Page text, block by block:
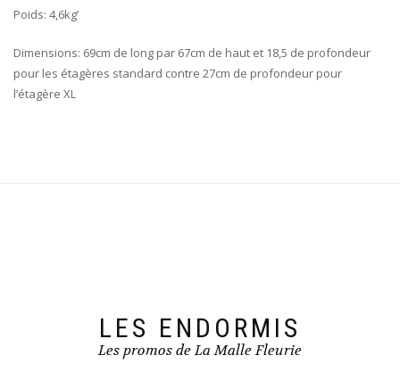
Poids: 4,6kg’
Dimensions: 69cm de long par 67cm de haut et 18,5 de profondeur
pour les étagères standard contre 27cm de profondeur pour
l’étagère XL
LES ENDORMIS
Les promos de La Malle Fleurie